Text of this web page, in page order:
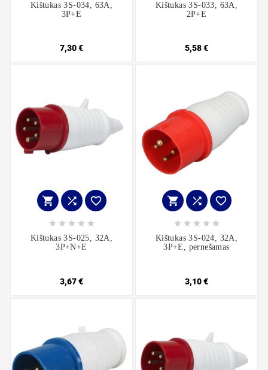
Kištukas 3S-034, 63A,
3P+E
7,30 €
Kištukas 3S-033, 63A,
2P+E
5,58 €
  
    
Kištukas 3S-025, 32A,
3P+N+E
3,67 €
  
    
Kištukas 3S-024, 32A,
3P+E, pernešamas
3,10 €